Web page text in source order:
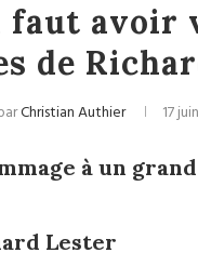
faut avoir
de
Christian Authier 17
à un
Lester